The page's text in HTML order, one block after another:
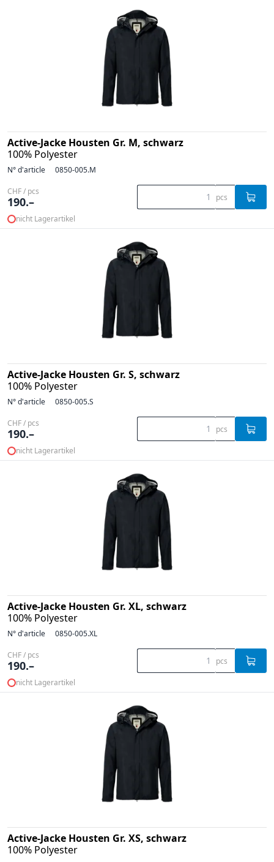
Active-Jacke Housten Gr. M, schwarz
100% Polyester
N° d'article 0850-005.M
CHF / pcs
190.– pcs
nicht Lagerartikel
Active-Jacke Housten Gr. S, schwarz
100% Polyester
N° d'article 0850-005.S
CHF / pcs
190.– pcs
nicht Lagerartikel
Active-Jacke Housten Gr. XL, schwarz
100% Polyester
N° d'article 0850-005.XL
CHF / pcs
190.– pcs
nicht Lagerartikel
Active-Jacke Housten Gr. XS, schwarz
100% Polyester